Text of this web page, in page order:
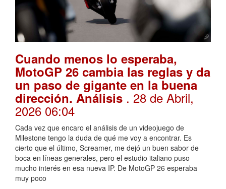
Cuando menos lo esperaba,
MotoGP 26 cambia las reglas y da
un paso de gigante en la buena
dirección. Análisis . 28 de Abril,
2026 06:04
Cada vez que encaro el análisis de un videojuego de
Milestone tengo la duda de qué me voy a encontrar. Es
cierto que el último, Screamer, me dejó un buen sabor de
boca en líneas generales, pero el estudio italiano puso
mucho interés en esa nueva IP. De MotoGP 26 esperaba
muy poco